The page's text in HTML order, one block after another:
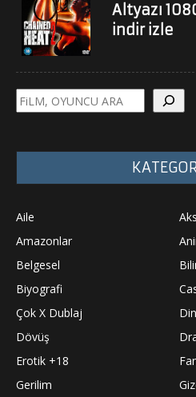
Altyazı
indir izle
Ara
Aile
Amazonlar
Belgesel
Biyografi
Çok X Dublaj
Dövüş
Erotik +18
Gerilim